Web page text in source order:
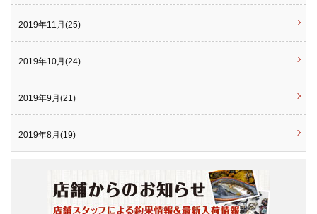
2019年11月(25)
2019年10月(24)
2019年9月(21)
2019年8月(19)